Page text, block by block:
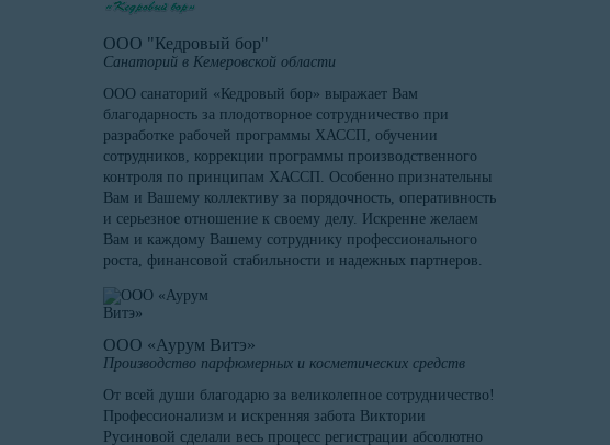
ООО "Кедровый бор"
Санаторий в Кемеровской области
ООО санаторий «Кедровый бор» выражает Вам
благодарность за плодотворное сотрудничество при
разработке рабочей программы ХАССП, обучении
сотрудников, коррекции программы производственного
контроля по принципам ХАССП. Особенно признательны
Вам и Вашему коллективу за порядочность, оперативность
и серьезное отношение к своему делу. Искренне желаем
Вам и каждому Вашему сотруднику профессионального
роста, финансовой стабильности и надежных партнеров.
ООО «Аурум Витэ»
Производство парфюмерных и косметических средств
От всей души благодарю за великолепное сотрудничество!
Профессионализм и искренняя забота Виктории
Русиновой сделали весь процесс регистрации абсолютно